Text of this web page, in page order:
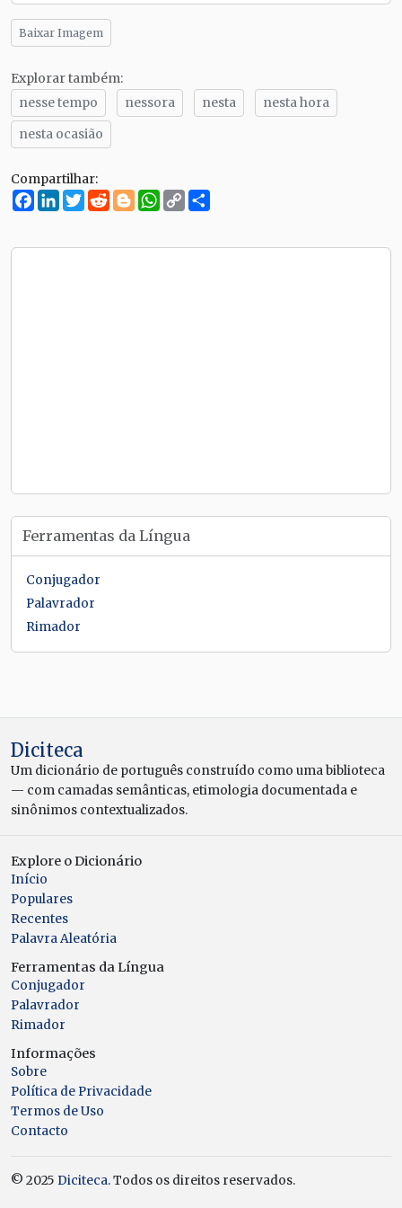
Baixar Imagem
Explorar também:
nesse tempo
nessora nesta
nesta hora
nesta ocasião
Compartilhar:
Facebook
LinkedIn
Twitter
RedditBloggerWhatsApp
Copy
Link
Ferramentas da Língua
Conjugador
Palavrador
Rimador
Diciteca
Um dicionário de português construído como uma biblioteca
— com camadas semânticas, etimologia documentada e
sinônimos contextualizados.
Explore o Dicionário
Início
Populares
Recentes
Palavra Aleatória
Ferramentas da Língua
Conjugador
Palavrador
Rimador
Informações
Sobre
Política de Privacidade
Termos de Uso
Contacto
© 2025 Diciteca. Todos os direitos reservados.